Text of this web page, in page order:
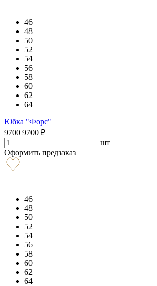
46
48
50
52
54
56
58
60
62
64
Юбка "Форс"
9700 9700 ₽
шт
Оформить предзаказ
46
48
50
52
54
56
58
60
62
64